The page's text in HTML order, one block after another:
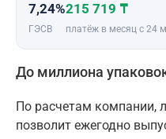
7,24%
ГЭСВ
215 719 ₸
платёж в месяц с 24
До миллиона
По расчетам компании,
позволит ежегодно